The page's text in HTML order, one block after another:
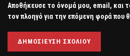
Αποθήκευσε το όνομά μου, email, και
τον πλοηγό για την επόμενη φορά που